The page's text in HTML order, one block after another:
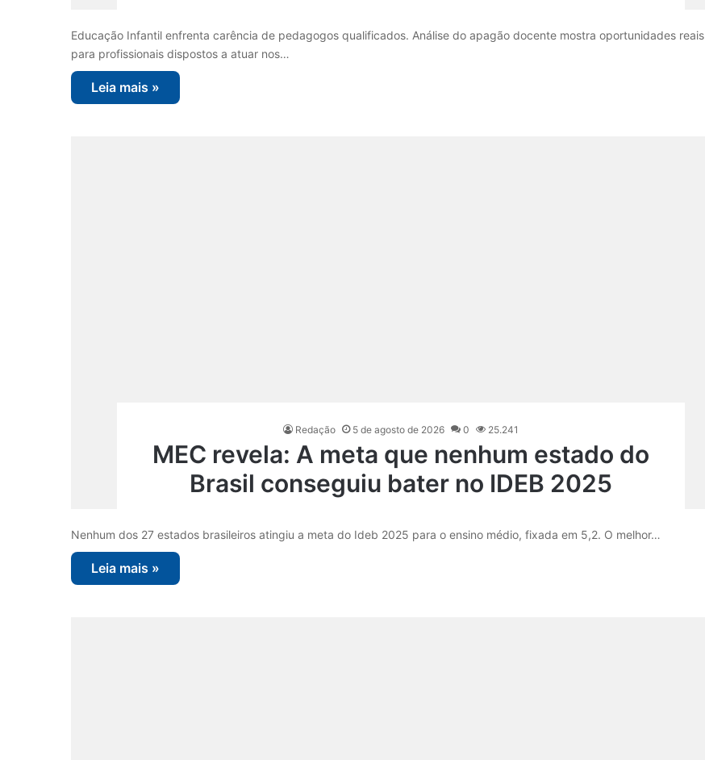
Educação Infantil enfrenta carência de pedagogos qualificados. Análise do apagão docente mostra oportunidades reais
para profissionais dispostos a atuar nos…
Leia mais »
Redação 5 de agosto de 2026 0 25.241
MEC revela: A meta que nenhum estado do
Brasil conseguiu bater no IDEB 2025
Nenhum dos 27 estados brasileiros atingiu a meta do Ideb 2025 para o ensino médio, fixada em 5,2. O melhor…
Leia mais »